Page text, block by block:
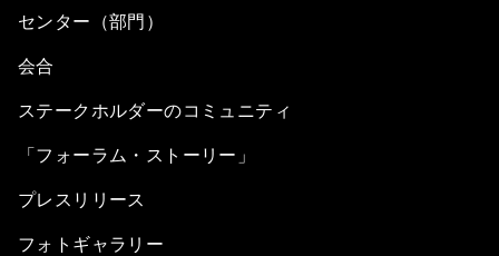
センター（部門）
会合
ステークホルダーのコミュニティ
「フォーラム・ストーリー」
プレスリリース
フォトギャラリー